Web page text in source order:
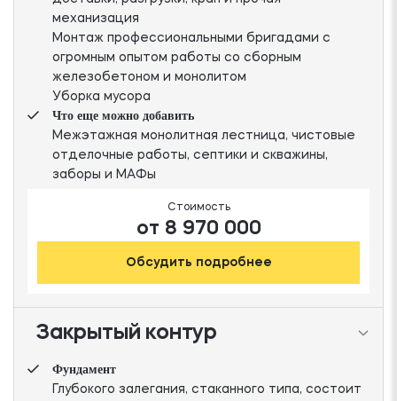
механизация
Монтаж профессиональными бригадами с
огромным опытом работы со сборным
железобетоном и монолитом
Уборка мусора
Что еще можно добавить
Межэтажная монолитная лестница, чистовые
отделочные работы, септики и скважины,
заборы и МАФы
Стоимость
от 8 970 000
Обсудить подробнее
Закрытый контур
Фундамент
Глубокого залегания, стаканного типа, состоит